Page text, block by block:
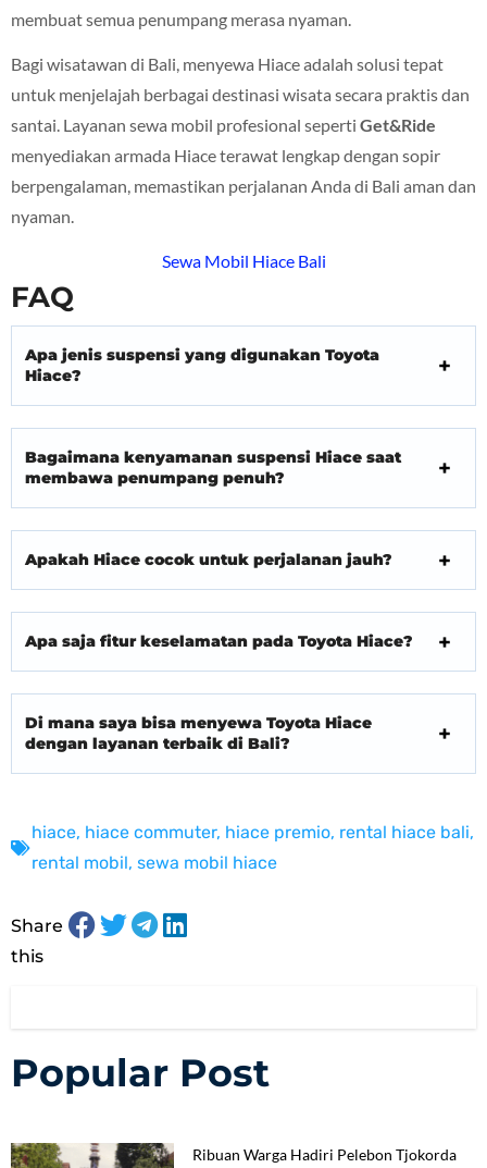
membuat semua penumpang merasa nyaman.
Bagi wisatawan di Bali, menyewa Hiace adalah solusi tepat
untuk menjelajah berbagai destinasi wisata secara praktis dan
santai. Layanan sewa mobil profesional seperti Get&Ride
menyediakan armada Hiace terawat lengkap dengan sopir
berpengalaman, memastikan perjalanan Anda di Bali aman dan
nyaman.
Sewa Mobil Hiace Bali
FAQ
Apa jenis suspensi yang digunakan Toyota
Hiace?
Bagaimana kenyamanan suspensi Hiace saat
membawa penumpang penuh?
Apakah Hiace cocok untuk perjalanan jauh?
Apa saja fitur keselamatan pada Toyota Hiace?
Di mana saya bisa menyewa Toyota Hiace
dengan layanan terbaik di Bali?
hiace, hiace commuter, hiace premio, rental hiace bali,
rental mobil, sewa mobil hiace
Share
this
Popular Post
Ribuan Warga Hadiri Pelebon Tjokorda